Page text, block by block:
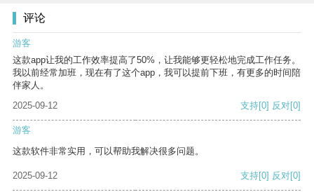
评论
游客
这款app让我的工作效率提高了50%，让我能够更轻松地完成工作任务。
我以前经常加班，现在有了这个app，我可以提前下班，有更多的时间陪
伴家人。
2025-09-12
支持[0] 反对[0]
游客
这款软件非常实用，可以帮助我解决很多问题。
2025-09-12 支持[0] 反对[0]